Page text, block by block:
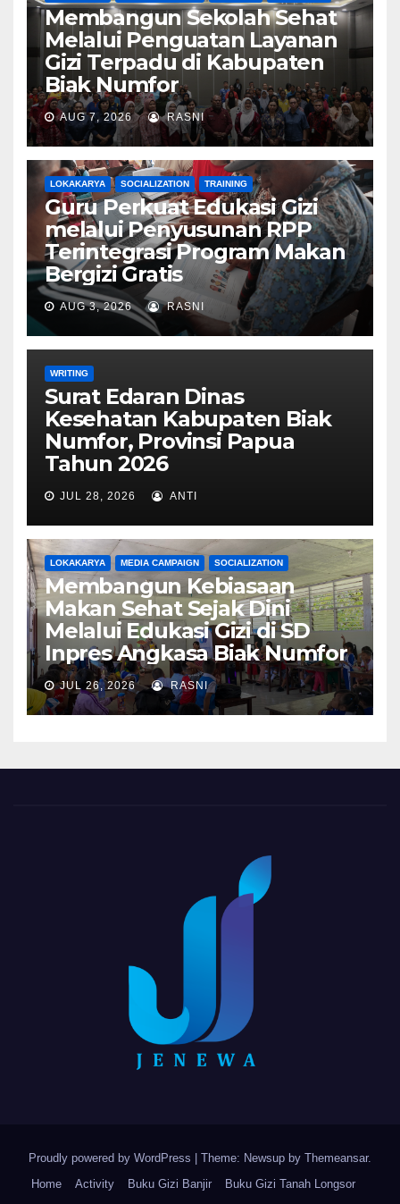
Membangun Sekolah Sehat
Melalui Penguatan Layanan
Gizi Terpadu di Kabupaten
Biak Numfor
AUG 7, 2026 RASNI
LOKAKARYA SOCIALIZATION TRAINING
Guru Perkuat Edukasi Gizi
melalui Penyusunan RPP
Terintegrasi Program Makan
Bergizi Gratis
AUG 3, 2026 RASNI
WRITING
Surat Edaran Dinas
Kesehatan Kabupaten Biak
Numfor, Provinsi Papua
Tahun 2026
JUL 28, 2026 ANTI
LOKAKARYA MEDIA CAMPAIGN SOCIALIZATION
Membangun Kebiasaan
Makan Sehat Sejak Dini
Melalui Edukasi Gizi di SD
Inpres Angkasa Biak Numfor
JUL 26, 2026 RASNI
Proudly powered by WordPress Theme: Newsup by Themeansar.
Home
Activity Buku Gizi Banjir
Buku Gizi Tanah Longsor